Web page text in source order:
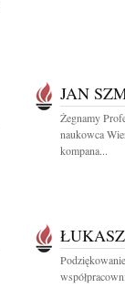
JAN
Żegnamy
naukowca
kompana...